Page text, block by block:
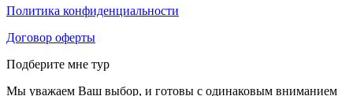
Политика конфиденциальности
Договор оферты
Подберите мне тур
Мы уважаем Ваш выбор, и готовы с одинаковым вниманием